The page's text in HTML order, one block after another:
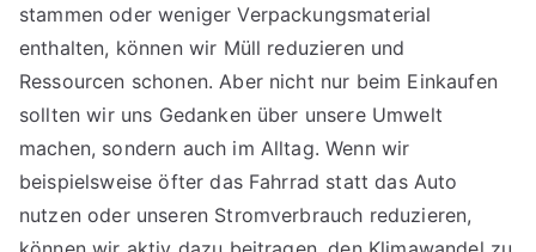
stammen oder weniger Verpackungsmaterial
enthalten, können wir Müll reduzieren und
Ressourcen schonen. Aber nicht nur beim Einkaufen
sollten wir uns Gedanken über unsere Umwelt
machen, sondern auch im Alltag. Wenn wir
beispielsweise öfter das Fahrrad statt das Auto
nutzen oder unseren Stromverbrauch reduzieren,